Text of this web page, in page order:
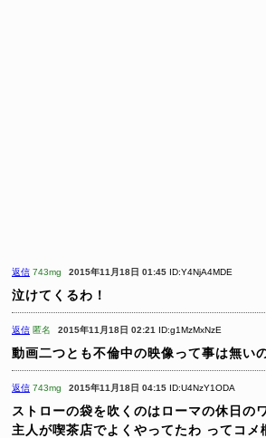
返信 743mg 2015年11月18日 01:45 ID:Y4NjA4MDE
泣けてくるわ！
返信 匿名 2015年11月18日 02:21 ID:g1MzMxNzE
動画二つとも不倫中の映像って事は無い
返信 743mg 2015年11月18日 04:15 ID:U4NzY1ODA
ストローの袋を吹くのはローマの休日の
主人が喫茶店でよくやってたわ ってコ